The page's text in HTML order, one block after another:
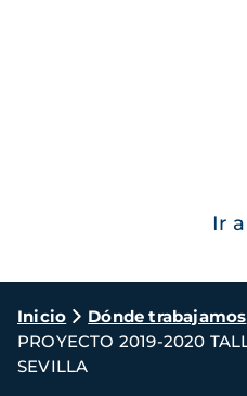
Ir
Ruta
de
navegación
Inicio Dónde trabajamos
PROYECTO 2019-2020
SEVILLA